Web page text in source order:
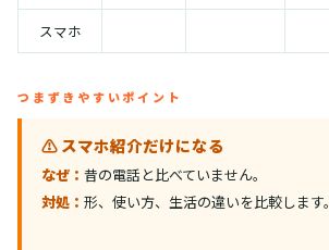
スマホ
つまずきやすいポイント
⚠️ スマホ紹介だけになる
なぜ： 昔の電話と比べていません。
対処： 形、使い方、生活の違いを比較します。